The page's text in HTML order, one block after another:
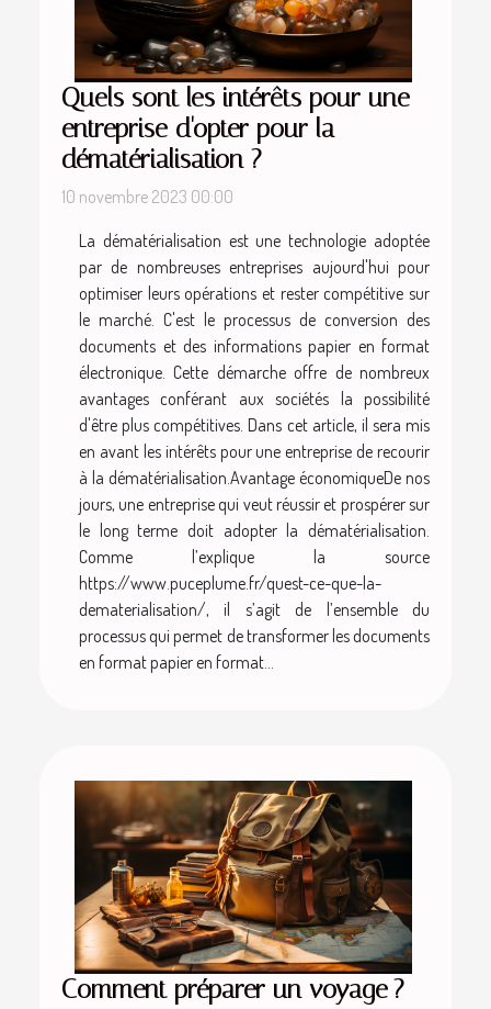
Quels sont les intérêts pour une
entreprise d'opter pour la
dématérialisation ?
10 novembre 2023 00:00
La dématérialisation est une technologie adoptée
par de nombreuses entreprises aujourd'hui pour
optimiser leurs opérations et rester compétitive sur
le marché. C'est le processus de conversion des
documents et des informations papier en format
électronique. Cette démarche offre de nombreux
avantages conférant aux sociétés la possibilité
d'être plus compétitives. Dans cet article, il sera mis
en avant les intérêts pour une entreprise de recourir
à la dématérialisation.Avantage économiqueDe nos
jours, une entreprise qui veut réussir et prospérer sur
le long terme doit adopter la dématérialisation.
Comme l’explique la source
https://www.puceplume.fr/quest-ce-que-la-
dematerialisation/, il s’agit de l’ensemble du
processus qui permet de transformer les documents
en format papier en format...
Comment préparer un voyage ?